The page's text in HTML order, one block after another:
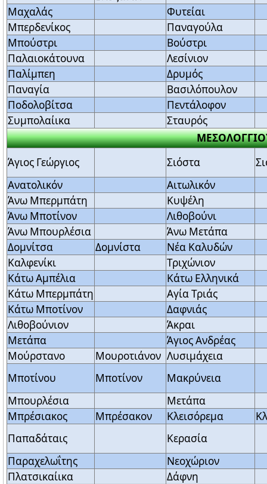
Μαχαλάς
Φυτείαι
Μπερδενίκος
Παναγούλα
Μπούστρι
Βούστρι
Παλαιοκάτουνα
Λεσίνιον
Παλίμπεη
Δρυμός
Παναγία
Βασιλόπουλον
Ποδολοβίτσα
Πεντάλοφον
Συμπολαίικα
Σταυρός
Άγιος Γεώργιος
Σιόστα
Ανατολικόν
Αιτωλικόν
Άνω Μπερμπάτη
Κυψέλη
Άνω Μποτίνον
Λιθοβούνι
Άνω Μπουρλέσια
Άνω Μετάπα
Δομνίτσα
Δομνίστα
Νέα Καλυδών
Καλφενίκι
Τριχώνιον
Κάτω Αμπέλια
Κάτω Ελληνικά
Κάτω Μπερμπάτη
Αγία Τριάς
Κάτω Μποτίνον
Δαφνιάς
Λιθοβούνιον
Άκραι
Μετάπα
Άγιος Ανδρέας
Μούρστανο
Μουροτιάνον Λυσιμάχεια
Μποτίνου
Μποτίνον
Μακρύνεια
Μπουρλέσια
Μετάπα
Μπρέσιακος
Μπρέσακον Κλεισόρεμα
Παπαδάταις
Κερασία
Παραχελωΐτης
Νεοχώριον
Πλατσικαίικα
Δάφνη